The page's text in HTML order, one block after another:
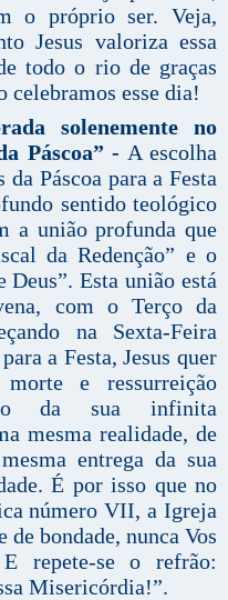
o próprio ser. Veja,
Jesus valoriza essa
todo o rio de graças
celebramos esse dia!
solenemente no
Páscoa” - A escolha
Páscoa para a Festa
sentido teológico
a união profunda que
da Redenção” e o
Esta união está
com o Terço da
na Sexta-Feira
a Festa, Jesus quer
e ressurreição
da sua infinita
mesma realidade, de
entrega da sua
É por isso que no
número VII, a Igreja
de bondade, nunca Vos
repete-se o refrão:
Misericórdia!”.